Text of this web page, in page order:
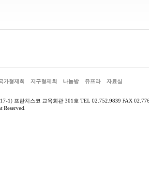
가형제회 지구형제회 나눔방 유프라 자료실
1) 프란치스코 교육회관 301호 TEL 02.752.9839 FAX